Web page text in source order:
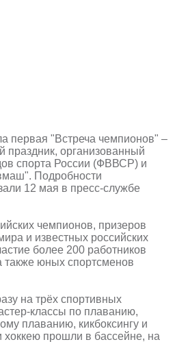
первая "Встреча чемпионов" –
организованный
спорта России (ФВВСР) и
Подробности
12 мая в пресс-службе
чемпионов, призеров
и известных российских
более 200 работников
также юных спортсменов
на трёх спортивных
классы по плаванию,
плаванию, кикбоксингу и
хоккею прошли в бассейне, на